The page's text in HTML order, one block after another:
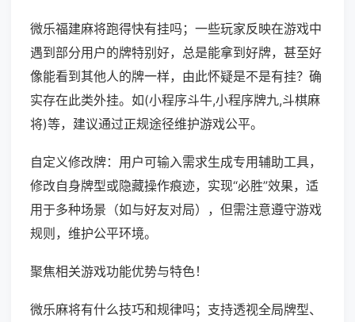
微乐福建麻将跑得快有挂吗；一些玩家反映在游戏中
遇到部分用户的牌特别好，总是能拿到好牌，甚至好
像能看到其他人的牌一样，由此怀疑是不是有挂？确
实存在此类外挂。如(小程序斗牛,小程序牌九,斗棋麻
将)等，建议通过正规途径维护游戏公平。
自定义修改牌：用户可输入需求生成专用辅助工具，
修改自身牌型或隐藏操作痕迹，实现“必胜”效果，适
用于多种场景（如与好友对局），但需注意遵守游戏
规则，维护公平环境。
聚焦相关游戏功能优势与特色！
微乐麻将有什么技巧和规律吗；支持透视全局牌型、